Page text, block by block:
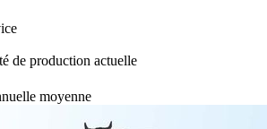
de production actuelle
moyenne